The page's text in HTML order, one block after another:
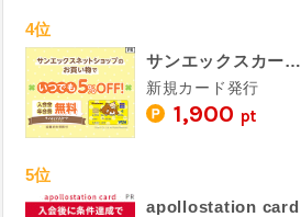
4位
サンエックスカード（リラックマ）《発行》
新規カード発行
1,900 pt
5位
apollostation card